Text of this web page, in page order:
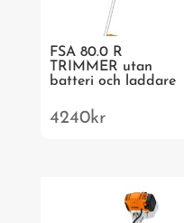
FSA 80.0 R
TRIMMER utan
batteri och laddare
4240kr